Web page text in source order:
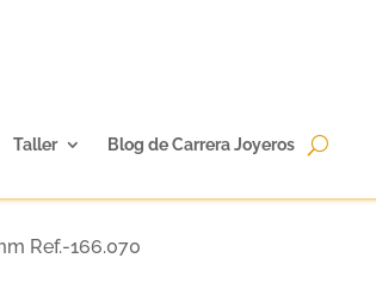
Taller Blog de Carrera Joyeros
Ref.-166.070